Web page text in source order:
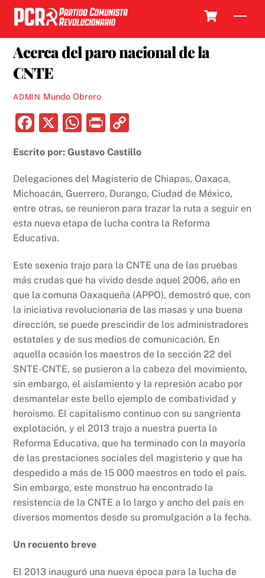
Skip
content
Acerca del paro nacional de la
CNTE
ADMIN Mundo Obrero
F
c
e
b
o
o
X
W
at
s
A
p
P
nt p
y
Li
n
Escrito por: Gustavo Castillo
Delegaciones del Magisterio de Chiapas, Oaxaca,
Michoacán, Guerrero, Durango, Ciudad de México,
entre otras, se reunieron para trazar la ruta a seguir en
esta nueva etapa de lucha contra la Reforma
Educativa.
Este sexenio trajo para la CNTE una de las pruebas
más crudas que ha vivido desde aquel 2006, año en
que la comuna Oaxaqueña (APPO), demostró que, con
la iniciativa revolucionaria de las masas y una buena
dirección, se puede prescindir de los administradores
estatales y de sus medios de comunicación. En
aquella ocasión los maestros de la sección 22 del
SNTE-CNTE, se pusieron a la cabeza del movimiento,
sin embargo, el aislamiento y la represión acabo por
desmantelar este bello ejemplo de combatividad y
heroísmo. El capitalismo continuo con su sangrienta
explotación, y el 2013 trajo a nuestra puerta la
Reforma Educativa, que ha terminado con la mayoría
de las prestaciones sociales del magisterio y que ha
despedido a más de 15 000 maestros en todo el país.
Sin embargo, este monstruo ha encontrado la
resistencia de la CNTE a lo largo y ancho del país en
diversos momentos desde su promulgación a la fecha.
Un recuento breve
El 2013 inauguró una nueva época para la lucha de